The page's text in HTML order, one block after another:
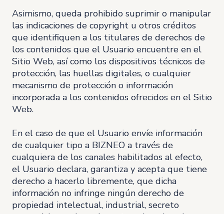
Asimismo, queda prohibido suprimir o manipular
las indicaciones de copyright u otros créditos
que identifiquen a los titulares de derechos de
los contenidos que el Usuario encuentre en el
Sitio Web, así como los dispositivos técnicos de
protección, las huellas digitales, o cualquier
mecanismo de protección o información
incorporada a los contenidos ofrecidos en el Sitio
Web.
En el caso de que el Usuario envíe información
de cualquier tipo a BIZNEO a través de
cualquiera de los canales habilitados al efecto,
el Usuario declara, garantiza y acepta que tiene
derecho a hacerlo libremente, que dicha
información no infringe ningún derecho de
propiedad intelectual, industrial, secreto